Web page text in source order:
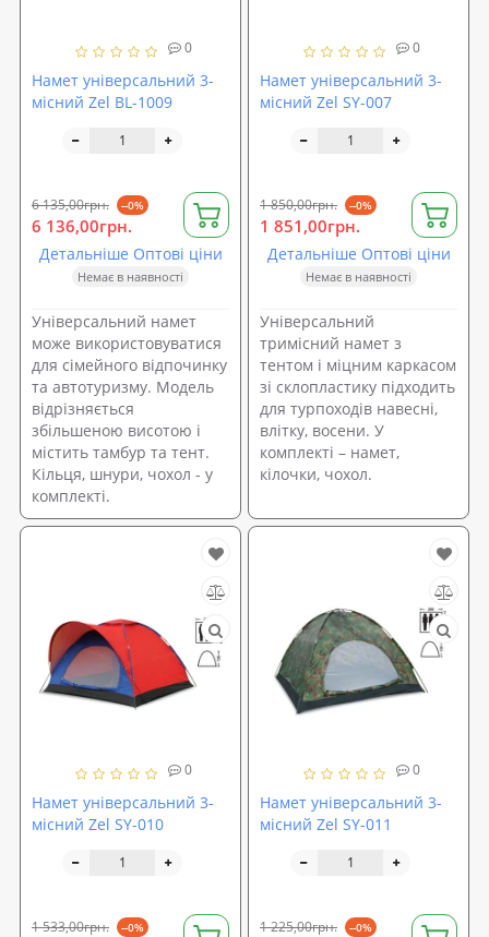
0
Намет універсальний 3-
місний Zel BL-1009
6 135,00грн. --0%
6 136,00грн.
Детальніше Оптові ціни
Немає в наявності
Універсальний намет
може використовуватися
для сімейного відпочинку
та автотуризму. Модель
відрізняється
збільшеною висотою і
містить тамбур та тент.
Кільця, шнури, чохол - у
комплекті.
0
Намет універсальний 3-
місний Zel SY-007
1 850,00грн. --0%
1 851,00грн.
Детальніше Оптові ціни
Немає в наявності
Універсальний
тримісний намет з
тентом і міцним каркасом
зі склопластику підходить
для турпоходів навесні,
влітку, восени. У
комплекті – намет,
кілочки, чохол.
0
Намет універсальний 3-
місний Zel SY-010
1 533,00грн. --0%
0
Намет універсальний 3-
місний Zel SY-011
1 225,00грн. --0%